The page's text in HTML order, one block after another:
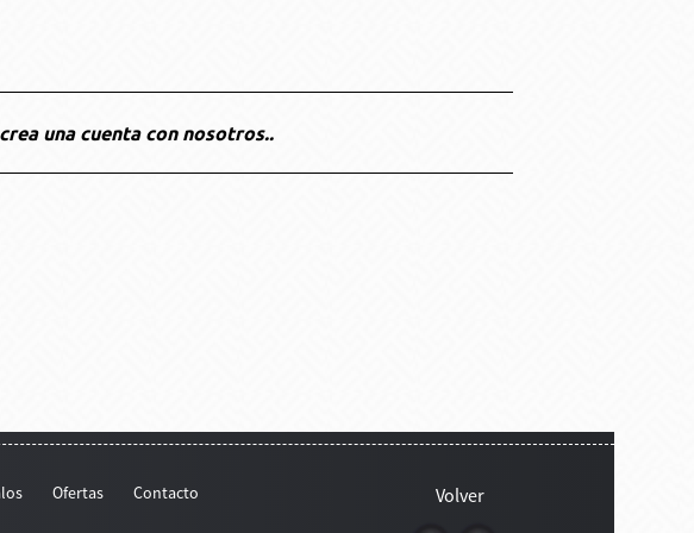
una cuenta con nosotros..
Ofertas Contacto Volver